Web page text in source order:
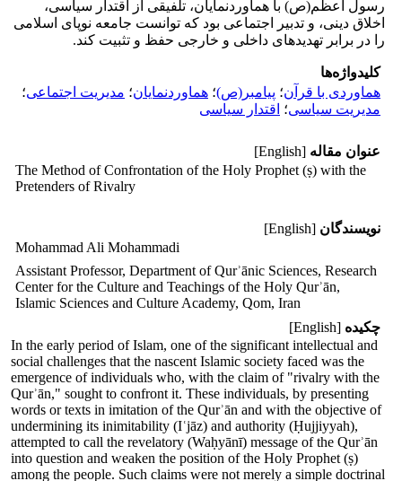
رسول اعظم(ص) با هماوردنمایان، تلفیقی از اقتدار سیاسی،
اخلاق دینی، و تدبیر اجتماعی بود که توانست جامعه نوپای اسلامی
را در برابر تهدیدهای داخلی و خارجی حفظ و تثبیت کند.
کلیدواژه‌ها
هماوردی با قرآن؛ پیامبر(ص)؛ هماوردنمایان؛ مدیریت اجتماعی؛
مدیریت سیاسی؛ اقتدار سیاسی
عنوان مقاله [English]
The Method of Confrontation of the Holy Prophet (ṣ) with the
Pretenders of Rivalry
نویسندگان [English]
Mohammad Ali Mohammadi
Assistant Professor, Department of Qurʾānic Sciences, Research
Center for the Culture and Teachings of the Holy Qurʾān,
Islamic Sciences and Culture Academy, Qom, Iran
چکیده [English]
In the early period of Islam, one of the significant intellectual and
social challenges that the nascent Islamic society faced was the
emergence of individuals who, with the claim of "rivalry with the
Qurʾān," sought to confront it. These individuals, by presenting
words or texts in imitation of the Qurʾān and with the objective of
undermining its inimitability (Iʿjāz) and authority (Ḥujjiyyah),
attempted to call the revelatory (Waḥyānī) message of the Qurʾān
into question and weaken the position of the Holy Prophet (ṣ)
among the people. Such claims were not merely a simple doctrinal